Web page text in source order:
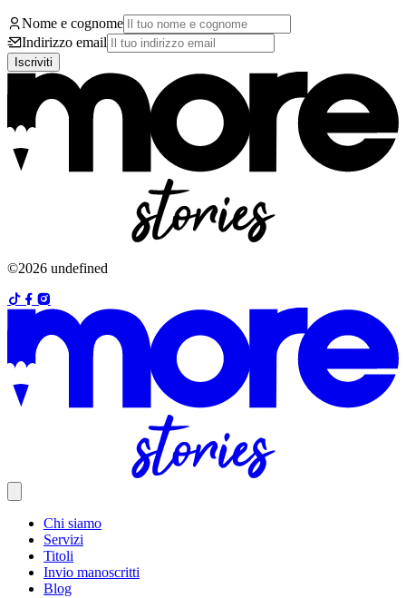
Nome e cognome
Indirizzo email
Iscriviti
©2026 undefined
Chi siamo
Servizi
Titoli
Invio manoscritti
Blog